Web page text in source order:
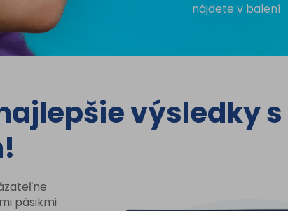
nájdete v balení
výsledky s
pásikmi